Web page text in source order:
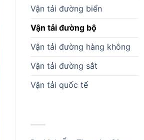
Vận tải đường biển
Vận tải đường bộ
Vận tải đường hàng không
Vận tải đường sắt
Vận tải quốc tế